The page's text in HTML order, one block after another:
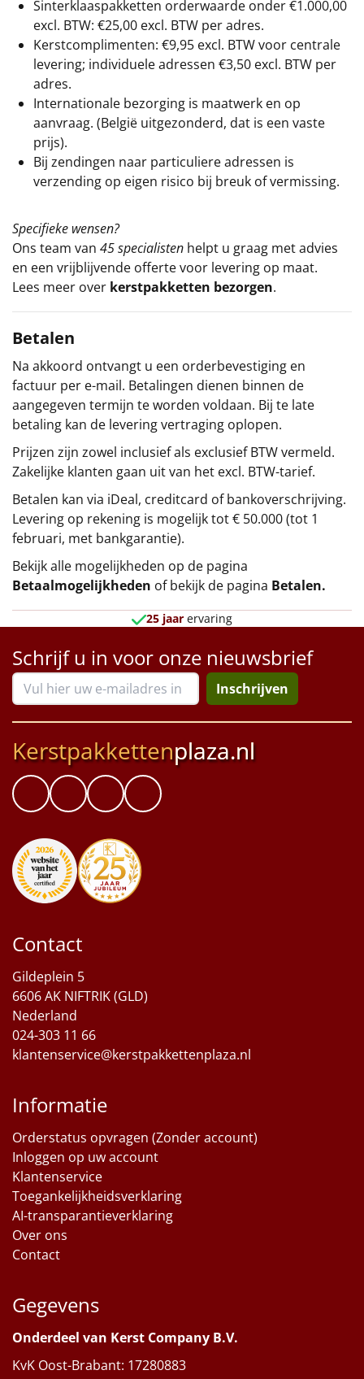
Sinterklaaspakketten orderwaarde onder €1.000,00
excl. BTW: €25,00 excl. BTW per adres.
Kerstcomplimenten: €9,95 excl. BTW voor centrale
levering; individuele adressen €3,50 excl. BTW per
adres.
Internationale bezorging is maatwerk en op
aanvraag. (België uitgezonderd, dat is een vaste
prijs).
Bij zendingen naar particuliere adressen is
verzending op eigen risico bij breuk of vermissing.
Specifieke wensen?
Ons team van 45 specialisten helpt u graag met advies
en een vrijblijvende offerte voor levering op maat.
Lees meer over kerstpakketten bezorgen.
Betalen
Na akkoord ontvangt u een orderbevestiging en
factuur per e-mail. Betalingen dienen binnen de
aangegeven termijn te worden voldaan. Bij te late
betaling kan de levering vertraging oplopen.
Prijzen zijn zowel inclusief als exclusief BTW vermeld.
Zakelijke klanten gaan uit van het excl. BTW-tarief.
Betalen kan via iDeal, creditcard of bankoverschrijving.
Levering op rekening is mogelijk tot € 50.000 (tot 1
februari, met bankgarantie).
Bekijk alle mogelijkheden op de pagina
Betaalmogelijkheden of bekijk de pagina Betalen.
25 jaar ervaring
Schrijf u in voor onze nieuwsbrief
Inschrijven
Kerstpakkettenplaza.nl
Contact
Gildeplein 5
6606 AK NIFTRIK (GLD)
Nederland
024-303 11 66
klantenservice@kerstpakkettenplaza.nl
Informatie
Orderstatus opvragen (Zonder account)
Inloggen op uw account
Klantenservice
Toegankelijkheidsverklaring
AI-transparantieverklaring
Over ons
Contact
Gegevens
Onderdeel van Kerst Company B.V.
KvK Oost-Brabant: 17280883